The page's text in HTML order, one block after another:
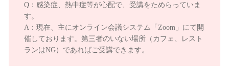
Q：感染症、熱中症等が心配で、受講をためらっていま
す。
A：現在、主にオンライン会議システム「Zoom」にて開
催しております。第三者のいない場所（カフェ、レスト
ランはNG）であればご受講できます。